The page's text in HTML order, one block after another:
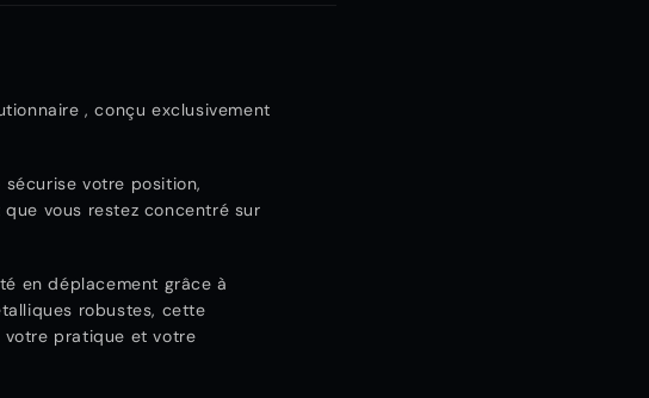
, conçu exclusivement
votre position,
vous restez concentré sur
en déplacement grâce à
robustes, cette
pratique et votre